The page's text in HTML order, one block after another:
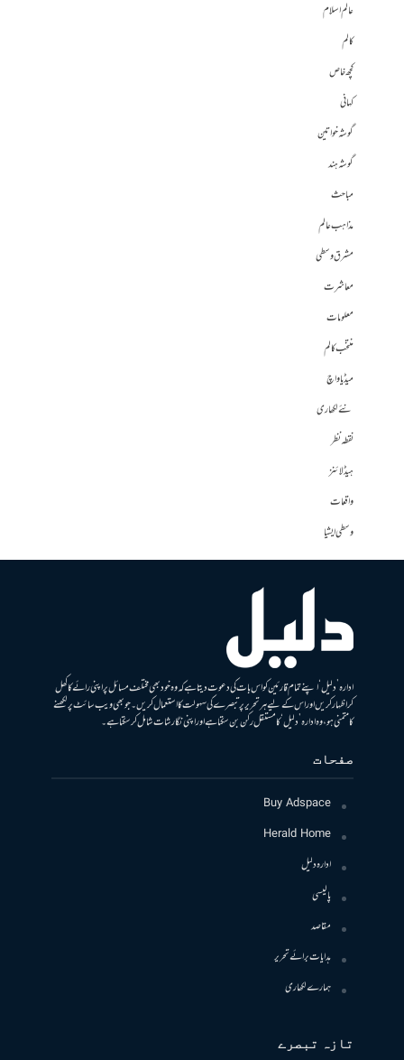
عالم اسلام
کالم
کچھ خاص
کہانی
گوشہ خواتین
گوشہ ہند
مباحث
مذاہب عالم
مشرق وسطی
معاشرت
معلومات
منتخب کالم
میڈیا واچ
نئے لکھاری
نقطہ نظر
ہیڈلائنز
واقعات
وسطی ایشیا
ادارہ ’دلیل‘ اپنے تمام قارئین کو اس بات کی دعوت دیتا ہے کہ وہ خود بھی مختلف مسائل پر اپنی رائے کا کھل
کر اظہار کریں اور اس کے لیے ہر تحریر پر تبصرے کی سہولت کا استعمال کریں۔ جو بھی ویب سائٹ پر لکھنے
کا متمنی ہو، وہ ادارہ ’دلیل‘ کا مستقل رکن بن سکتا ہے اور اپنی نگارشات شامل کرسکتا ہے۔
صفحات
Buy Adspace
Herald Home
ادارہ دلیل
پالیسی
مقاصد
ہدایات برائے تحریر
ہمارے لکھاری
تازہ تبصرے